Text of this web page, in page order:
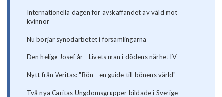
Internationella dagen för avskaffandet av våld mot
kvinnor
Nu börjar synodarbetet i församlingarna
Den helige Josef år - Livets man i dödens närhet IV
Nytt från Veritas: "Bön - en guide till bönens värld"
Två nya Caritas Ungdomsgrupper bildade i Sverige